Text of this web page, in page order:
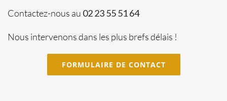
Contactez-nous au 02 23 55 51 64
Nous intervenons dans les plus brefs délais !
FORMULAIRE DE CONTACT